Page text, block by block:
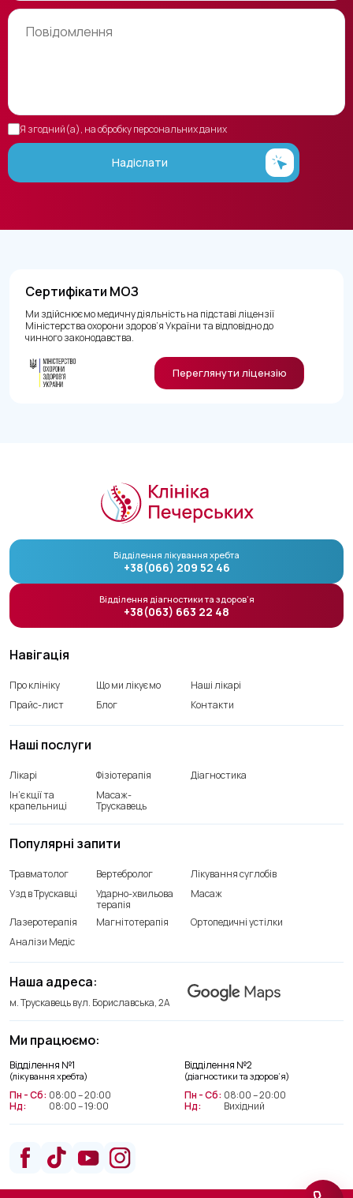
Я згодний(а), на обробку персональних даних
Надіслати
Сертифікати МОЗ
Ми здійснюємо медичну діяльність на підставі ліцензії
Міністерства охорони здоров’я України та відповідно до
чинного законодавства.
Переглянути ліцензію
Навігація
Про клініку Що ми лікуємо
Наші лікарі
Прайс-лист
Блог Контакти
Наші послуги
Лікарі Фізіотерапія
Діагностика
Ін’єкції та
крапельниці
Масаж-
Трускавець
Ми працюємо:
Відділення №1
(лікування хребта)
Пн - Сб: 08:00 – 20:00
Нд:
08:00 – 19:00
Відділення №2
(діагностики та здоров’я)
Пн - Сб: 08:00 – 20:00
Нд:
Вихідний
Наша адреса:
м. Трускавець вул. Бориславська, 2А
Популярні запити
Травматолог Вертебролог
Лікування суглобів
Узд в Трускавці
Ударно-хвильова
терапія
Масаж
Лазеротерапія Магнітотерапія
Ортопедичні устілки
Аналізи Медіс
Відділення лікування хребта
+38(066) 209 52 46
Відділення діагностики та здоров’я
+38(063) 663 22 48
+38(066) 209 52 46
Відділення діагностики та
здоров’я